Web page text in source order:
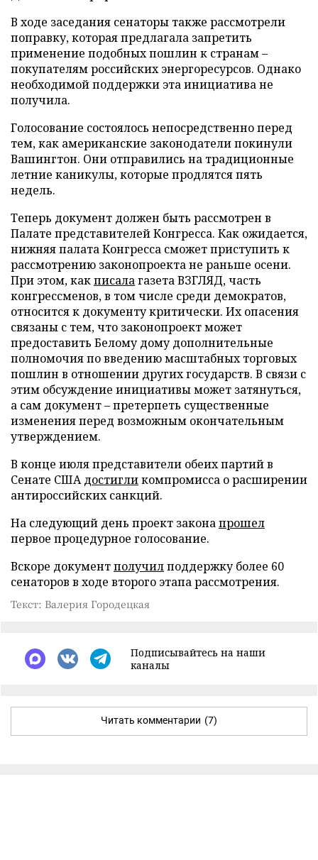
В ходе заседания сенаторы также рассмотрели
поправку, которая предлагала запретить
применение подобных пошлин к странам –
покупателям российских энергоресурсов. Однако
необходимой поддержки эта инициатива не
получила.
Голосование состоялось непосредственно перед
тем, как американские законодатели покинули
Вашингтон. Они отправились на традиционные
летние каникулы, которые продлятся пять
недель.
Теперь документ должен быть рассмотрен в
Палате представителей Конгресса. Как ожидается,
нижняя палата Конгресса сможет приступить к
рассмотрению законопроекта не раньше осени.
При этом, какписалагазета ВЗГЛЯД, часть
конгрессменов, в том числе среди демократов,
относится к документу критически. Их опасения
связаны с тем, что законопроект может
предоставить Белому дому дополнительные
полномочия по введению масштабных торговых
пошлин в отношении других государств. В связи с
этим обсуждение инициативы может затянуться,
а сам документ – претерпеть существенные
изменения перед возможным окончательным
утверждением.
В конце июля представители обеих партий в
Сенате СШАдостигликомпромисса о расширении
антироссийских санкций.
На следующий день проект законапрошел
первое процедурное голосование.
Вскоре документполучилподдержку более 60
сенаторов в ходе второго этапа рассмотрения.
Текст: Валерия Городецкая
Подписывайтесь на наши
каналы
Читать комментарии (7)